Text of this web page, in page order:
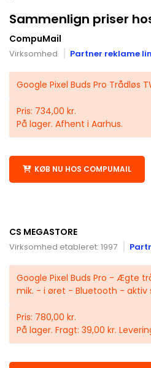
Sammenlign priser
CompuMail
Virksomhed Partner reklame
Google Pixel Buds Pro Trådløs
Pris: 734,00 kr.
På lager. Afhent i Aarhus.
KØB NU HOS COMPUMAIL
CS MEGASTORE
Virksomhed etableret: 1997
Google Pixel Buds Pro - Ægte
mik. - i øret - Bluetooth -
Pris: 780,00 kr.
På lager. Fragt: 39,00 kr.